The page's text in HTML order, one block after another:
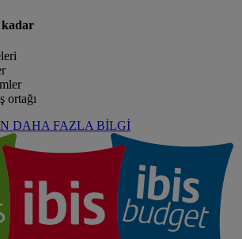
kadar
ortağı
DAHA FAZLA BİLGİ